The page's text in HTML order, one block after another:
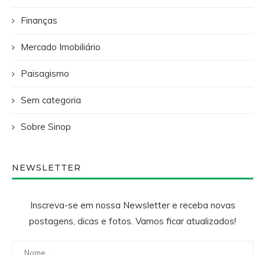
Finanças
Mercado Imobiliário
Paisagismo
Sem categoria
Sobre Sinop
NEWSLETTER
Inscreva-se em nossa Newsletter e receba novas
postagens, dicas e fotos. Vamos ficar atualizados!